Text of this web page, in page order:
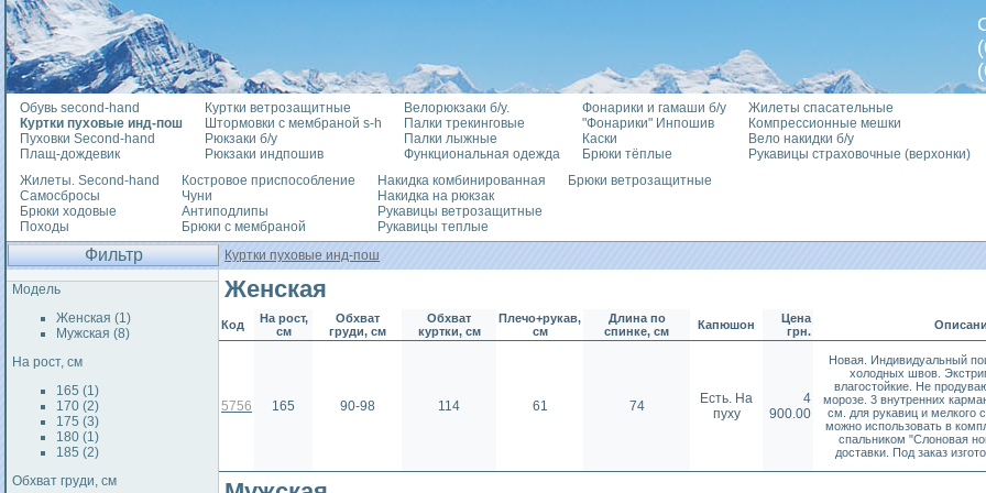
Обувь second-hand
Куртки пуховые инд-пош
Пуховки Second-hand
Плащ-дождевик
Куртки ветрозащитные
Штормовки с мембраной s-h
Рюкзаки б/у
Рюкзаки индпошив
Велорюкзаки б/у.
Палки трекинговые
Палки лыжные
Функциональная одежда
Фонарики и гамаши б/у
"Фонарики" Инпошив
Каски
Брюки тёплые
Жилеты спасательные
Компрессионные мешки
Вело накидки б/у
Рукавицы страховочные (верхонки)
Жилеты. Second-hand
Самосбросы
Брюки ходовые
Походы
Костровое приспособление
Чуни
Антиподлипы
Брюки с мембраной
Накидка комбинированная
Накидка на рюкзак
Рукавицы ветрозащитные
Рукавицы теплые
Брюки ветрозащитные
Фильтр Куртки пуховые инд-пош
Модель
Женская (1)
Мужская (8)
На рост, см
165 (1)
170 (2)
175 (3)
180 (1)
185 (2)
Обхват груди, см
Женская
Код
На рост,
см
Обхват
груди, см
Обхват
куртки, см
Плечо+рукав,
см
Длина по
спинке, см
Капюшон
Цена
грн.
5756 165 90-98 114 61 74
Eсть. На
пуху
4
900.00
Новая. Индивидуальный
холодных швов.
влагостойкие. Не
морозе. 3 внутренних
см. для рукавиц и мелкого
можно использовать в
спальником "Слоновая
доставки. Под заказ